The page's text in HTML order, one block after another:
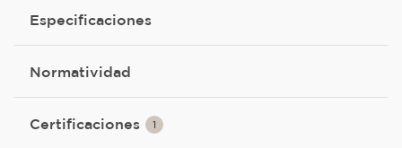
Especificaciones
Normatividad
Certificaciones 1